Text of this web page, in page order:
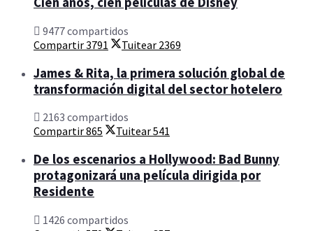
9477 compartidos
Compartir3791 Tuitear 2369
James & Rita, la primera solución global de
transformación digital del sector hotelero
2163 compartidos
Compartir865 Tuitear541
De los escenarios a Hollywood: Bad Bunny
protagonizará una película dirigida por
Residente
1426 compartidos